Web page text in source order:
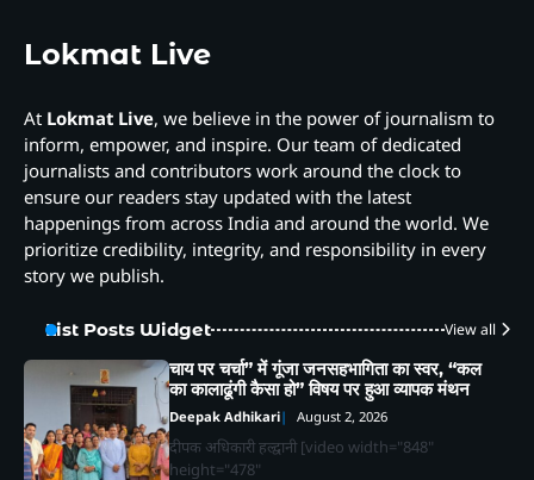
Lokmat Live
At Lokmat Live, we believe in the power of journalism to
inform, empower, and inspire. Our team of dedicated
journalists and contributors work around the clock to
ensure our readers stay updated with the latest
happenings from across India and around the world. We
prioritize credibility, integrity, and responsibility in every
story we publish.
List Posts Widget View all
चाय पर चर्चा” में गूंजा जनसहभागिता का स्वर, “कल
का कालाढूंगी कैसा हो” विषय पर हुआ व्यापक मंथन
Deepak Adhikari August 2, 2026
दीपक अधिकारी हल्द्वानी [video width="848"
height="478"